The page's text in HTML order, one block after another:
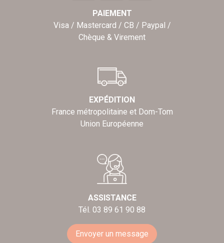
PAIEMENT
Visa / Mastercard / CB / Paypal /
Chèque & Virement
EXPÉDITION
France métropolitaine et Dom-Tom
Union Européenne
ASSISTANCE
Tél. 03 89 61 90 88
Envoyer un message